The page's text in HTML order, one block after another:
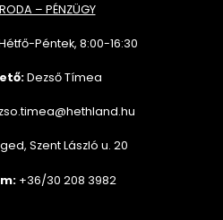
– PÉNZÜGY
Péntek, 8:00-16:30
Dezső Tímea
Szent László u. 20
+36/30 208 3982